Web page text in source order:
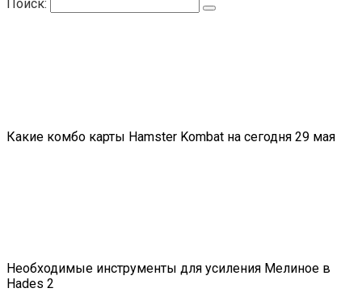
Поиск:
Какие комбо карты Hamster Kombat на сегодня 29 мая
Необходимые инструменты для усиления Мелиное в
Hades 2